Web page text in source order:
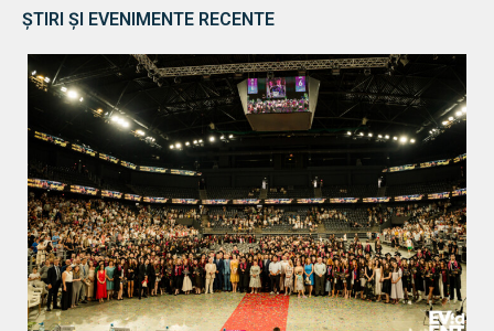
ȘTIRI ȘI EVENIMENTE RECENTE